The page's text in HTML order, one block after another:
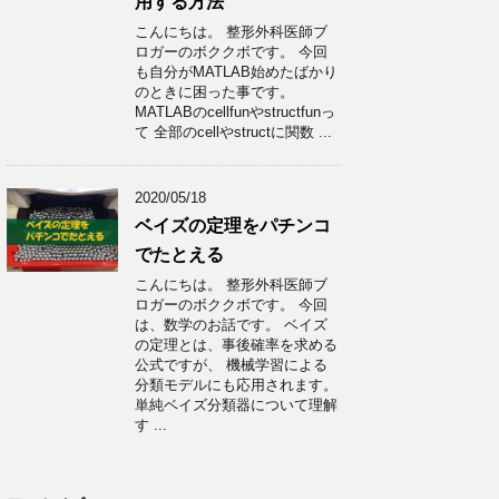
こんにちは。 整形外科医師ブ
ロガーのボククボです。 今回
も自分がMATLAB始めたばかり
のときに困った事です。
MATLABのcellfunやstructfunっ
て 全部のcellやstructに関数 ...
2020/05/18
ベイズの定理をパチンコ
でたとえる
こんにちは。 整形外科医師ブ
ロガーのボククボです。 今回
は、数学のお話です。 ベイズ
の定理とは、事後確率を求める
公式ですが、 機械学習による
分類モデルにも応用されます。
単純ベイズ分類器について理解
す ...